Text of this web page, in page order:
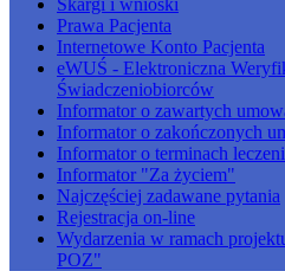
Prawa Pacjenta
Internetowe Konto Pacjenta
eWUŚ - Elektroniczna
Świadczeniobiorców
Informator o zawartych
Informator o zakończonych
Informator o terminach
Informator "Za życiem"
Najczęściej zadawane pytania
Rejestracja on-line
Wydarzenia w ramach
POZ"